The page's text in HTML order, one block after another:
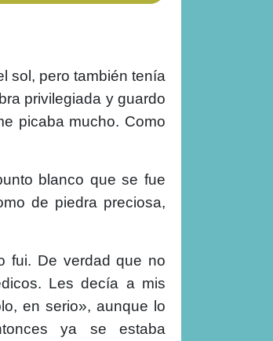
sol, pero también tenía
privilegiada y guardo
picaba mucho. Como
blanco que se fue
de piedra preciosa,
fui. De verdad que no
Les decía a mis
en serio», aunque lo
ya se estaba